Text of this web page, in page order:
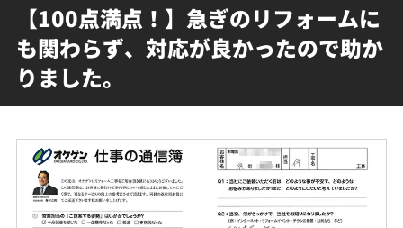
【100点満点！】急ぎのリフォームに
も関わらず、対応が良かったので助か
りました。